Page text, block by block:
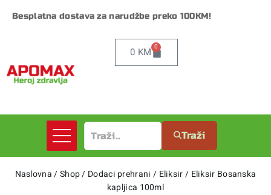
Besplatna dostava za narudžbe preko 100KM!
0 KM 0
Traži
Naslovna /Shop/ Dodaci prehrani / Eliksir/ Eliksir Bosanska
kapljica 100ml